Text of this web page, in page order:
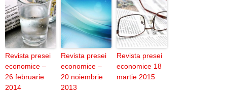
Revista presei
economice –
26 februarie
2014
Revista presei
economice –
20 noiembrie
2013
Revista presei
economice 18
martie 2015